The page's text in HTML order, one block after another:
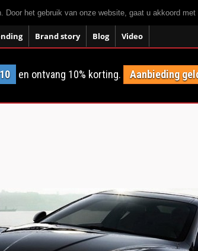
het gebruik van onze website, gaat u akkoord
Brand story Blog Video
en ontvang 10% korting. Aanbieding